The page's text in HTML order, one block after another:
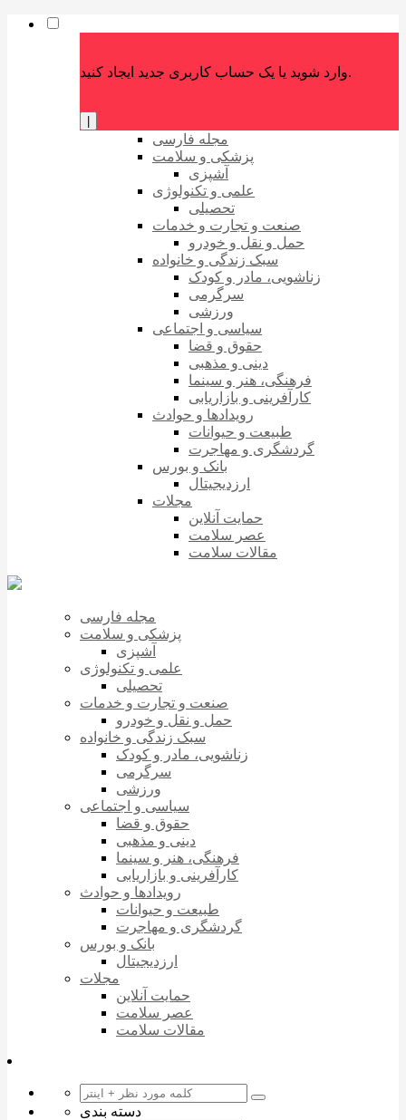
وارد شوید یا یک حساب کاربری جدید ایجاد کنید.
مجله فارسی
پزشکی و سلامت
آشپزی
علمی و تکنولوژی
تحصیلی
صنعت و تجارت و خدمات
حمل و نقل و خودرو
سبک زندگی و خانواده
زناشویی، مادر و کودک
سرگرمی
ورزشی
سیاسی و اجتماعی
حقوق و قضا
دینی و مذهبی
فرهنگی، هنر و سینما
کارآفرینی و بازاریابی
رویدادها و حوادث
طبیعت و حیوانات
گردشگری و مهاجرت
بانک و بورس
ارزدیجیتال
مجلات
حمایت آنلاین
عصر سلامت
مقالات سلامت
مجله فارسی
پزشکی و سلامت
آشپزی
علمی و تکنولوژی
تحصیلی
صنعت و تجارت و خدمات
حمل و نقل و خودرو
سبک زندگی و خانواده
زناشویی، مادر و کودک
سرگرمی
ورزشی
سیاسی و اجتماعی
حقوق و قضا
دینی و مذهبی
فرهنگی، هنر و سینما
کارآفرینی و بازاریابی
رویدادها و حوادث
طبیعت و حیوانات
گردشگری و مهاجرت
بانک و بورس
ارزدیجیتال
مجلات
حمایت آنلاین
عصر سلامت
مقالات سلامت
دسته بندی